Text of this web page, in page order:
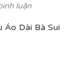
luận
Áo Dài Bà Sui